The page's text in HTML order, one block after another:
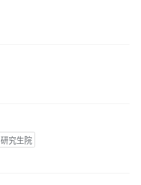
研究生院